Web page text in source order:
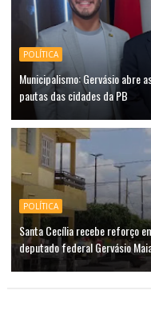
POLÍTICA
Municipalismo: Gervásio abre
pautas das cidades da PB
POLÍTICA
Santa Cecília recebe reforço
deputado federal Gervásio